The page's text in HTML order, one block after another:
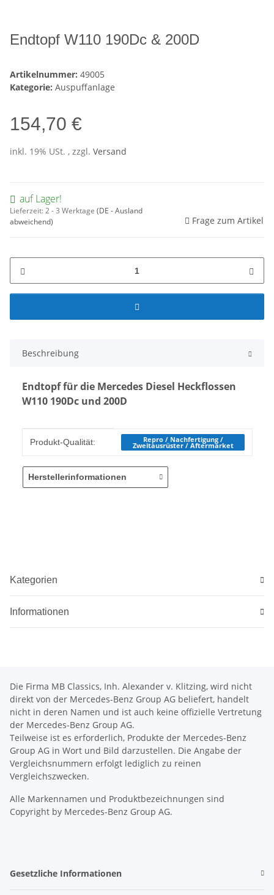
Endtopf W110 190Dc & 200D
Artikelnummer: 49005
Kategorie: Auspuffanlage
154,70 €
inkl. 19% USt. , zzgl. Versand
auf Lager!
Lieferzeit:2 - 3 Werktage (DE - Ausland
abweichend)
Frage zum Artikel
Beschreibung
Endtopf für die Mercedes Diesel Heckflossen
W110 190Dc und 200D
Produkteigenschaft
Wert
Produkt-Qualität: Repro / Nachfertigung /
Zweitausrüster / Aftermarket
Herstellerinformationen
Kategorien
Informationen
Die Firma MB Classics, Inh. Alexander v. Klitzing, wird nicht
direkt von der Mercedes-Benz Group AG beliefert, handelt
nicht in deren Namen und ist auch keine offizielle Vertretung
der Mercedes-Benz Group AG.
Teilweise ist es erforderlich, Produkte der Mercedes-Benz
Group AG in Wort und Bild darzustellen. Die Angabe der
Vergleichsnummern erfolgt lediglich zu reinen
Vergleichszwecken.
Alle Markennamen und Produktbezeichnungen sind
Copyright by Mercedes-Benz Group AG.
Gesetzliche Informationen